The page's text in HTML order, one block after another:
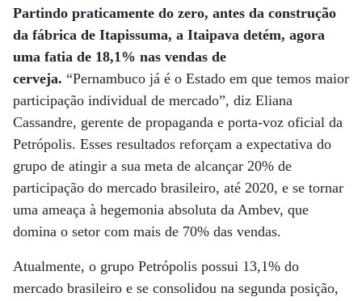
Partindo praticamente do zero, antes da construção
da fábrica de Itapissuma, a Itaipava detém, agora
uma fatia de 18,1% nas vendas de
cerveja. “Pernambuco já é o Estado em que temos maior
participação individual de mercado”, diz Eliana
Cassandre, gerente de propaganda e porta-voz oficial da
Petrópolis. Esses resultados reforçam a expectativa do
grupo de atingir a sua meta de alcançar 20% de
participação do mercado brasileiro, até 2020, e se tornar
uma ameaça à hegemonia absoluta da Ambev, que
domina o setor com mais de 70% das vendas.
Atualmente, o grupo Petrópolis possui 13,1% do
mercado brasileiro e se consolidou na segunda posição,